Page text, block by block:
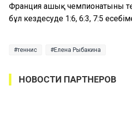
Франция ашық чемпионатының
бұл кездесуде 1:6, 6:3, 7:5
теннис Елена Рыбакина
НОВОСТИ ПАРТНЕРОВ